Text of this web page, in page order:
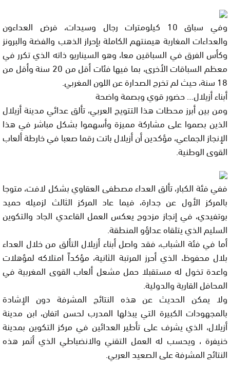
وفي سباق 10 كيلومترات رجال وسيدات، فرض العداءون
والعداءات المغاربة هيمنتهم الكاملة بإحراز الذهب والفضة والبرونز
وكأس الفرق في السباقين معا، وهو السيناريو ذاته الذي تكرر في
معظم السباقات الأخرى، بما فيها فئات أقل من 20 سنة وأقل من
18 سنة، حيث لم تخرج الصدارة عن اللون المغربي.
أبناء أزيلال… حضور قوي وبصمة واضحة
ومن بين أبرز محطات هذا التتويج العربي، تألق عدائي مدينة أزيلال
الذين بصموا على مشاركة مميزة وأسهموا بشكل مباشر في هذا
الإنجاز الجماعي، مؤكدين أن أزيلال باتت رقما صعبا في خارطة ألعاب
القوى الوطنية.
ففي فئة الكبار، تألق العداء مصطفى العقاوي بشكل لافت، متوجا
بالمركز الأول عن جدارة، فيما عاد المركز الثالث لزميله حميد
بوتفيدي، في إنجاز مزدوج يعكس العمل القاعدي الجاد والتكوين
السليم الذي يتلقاه عداؤو المنطقة.
أما في فئة الشباب، فقد واصل أبناء أزيلال التألق من خلال العداء
بلال محفوظ، الذي أحرز المرتبة الثانية، مؤكداً امتلاكه لمؤهلات
واعدة تخول له مستقبلا حمل مشعل ألعاب القوى المغربية في
المحافل القارية والدولية.
ولا يمكن الحديث عن هذه النتائج المشرفة دون الإشادة
بالمجهودات الكبيرة التي يبذلها المدرب لحسن اتفان، ابن مدينة
أزيلال، الذي يشرف على تأطير العدائين في مركز التكوين بمدينة
خنيفرة ، ويحسب له العمل التقني والانضباطي الذي أثمر هذه
النتائج المشرفة على الصعيد العربي.